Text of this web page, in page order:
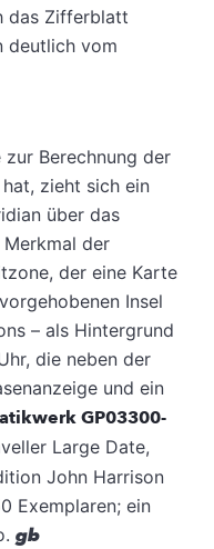
das Zifferblatt
deutlich vom
Berechnung der
zieht sich ein
über das
der
der eine Karte
Insel
– als Hintergrund
die neben der
und ein
GP03300-
Large Date,
John Harrison
Exemplaren; ein
gb